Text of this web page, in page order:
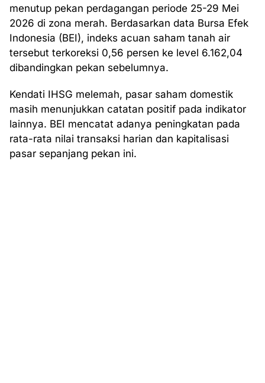
menutup pekan perdagangan periode 25-29 Mei
2026 di zona merah. Berdasarkan data Bursa Efek
Indonesia (BEI), indeks acuan saham tanah air
tersebut terkoreksi 0,56 persen ke level 6.162,04
dibandingkan pekan sebelumnya.
Kendati IHSG melemah, pasar saham domestik
masih menunjukkan catatan positif pada indikator
lainnya. BEI mencatat adanya peningkatan pada
rata-rata nilai transaksi harian dan kapitalisasi
pasar sepanjang pekan ini.